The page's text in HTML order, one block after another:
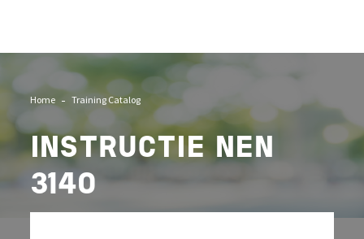
Home Training Catalog
INSTRUCTIE NEN
3140